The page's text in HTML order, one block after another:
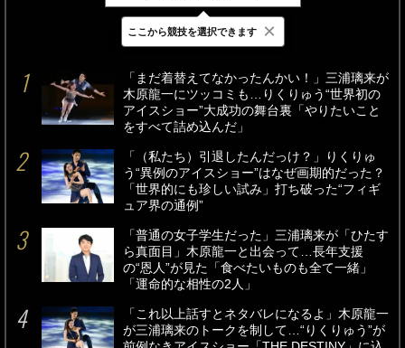
最新 24時間 週間
「まだ着替えてなかったんかい！」三浦璃来が
木原龍一にツッコミも…りくりゅう“世界初の
アイスショー”大成功の舞台裏「やりたいこと
をすべて詰め込んだ」
「（私たち）引退したんだっけ？」りくりゅ
う“異例のアイスショー”はなぜ画期的だった？
「世界的にも珍しい試み」打ち破った“フィギ
ュア界の通例”
「普通の女子学生だった」三浦璃来が「ひたす
ら真面目」木原龍一と出会って…長年支援
の“恩人”が見た「食べたいものも全て一緒」
「運命的な相性の2人」
「これ以上話すとネタバレになるよ」木原龍一
が三浦璃来のトークを制して…“りくりゅう”が
ここから競技を選択できます ×